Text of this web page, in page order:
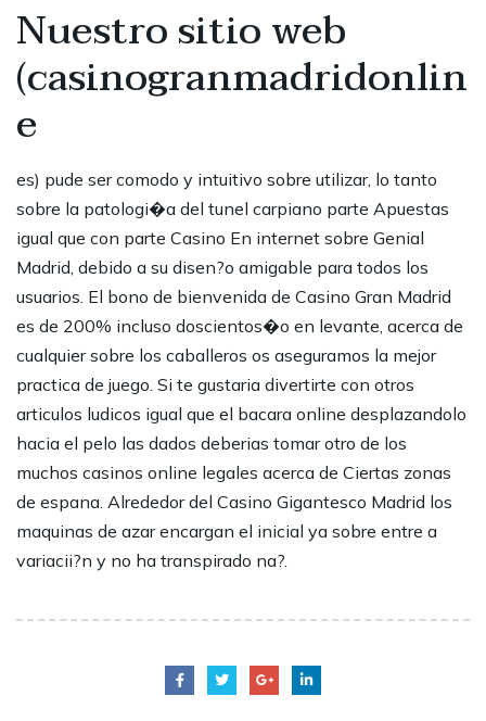
Nuestro sitio web
(casinogranmadridonlin
e
es) pude ser comodo y intuitivo sobre utilizar, lo tanto
sobre la patologi�a del tunel carpiano parte Apuestas
igual que con parte Casino En internet sobre Genial
Madrid, debido a su disen?o amigable para todos los
usuarios. El bono de bienvenida de Casino Gran Madrid
es de 200% incluso doscientos�o en levante, acerca de
cualquier sobre los caballeros os aseguramos la mejor
practica de juego. Si te gustaria divertirte con otros
articulos ludicos igual que el bacara online desplazandolo
hacia el pelo las dados deberias tomar otro de los
muchos casinos online legales acerca de Ciertas zonas
de espana. Alrededor del Casino Gigantesco Madrid los
maquinas de azar encargan el inicial ya sobre entre a
variacii?n y no ha transpirado na?.